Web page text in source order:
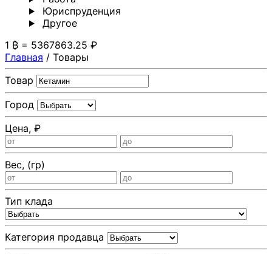
Юриспруденция
Другoе
1 ₿ = 5367863.25 ₽
Главная / Товары
Товар
Город
Цена, ₽
Вес, (гр)
Тип клада
Категория продавца